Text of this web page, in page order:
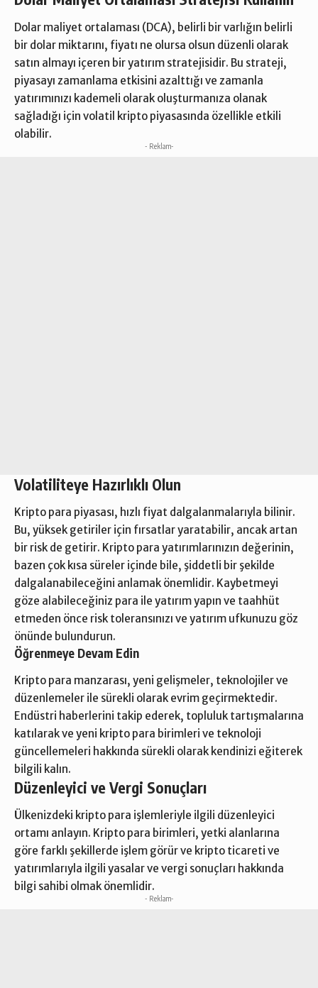
Dolar maliyet ortalaması (DCA), belirli bir varlığın belirli
bir dolar miktarını, fiyatı ne olursa olsun düzenli olarak
satın almayı içeren bir yatırım stratejisidir. Bu strateji,
piyasayı zamanlama etkisini azalttığı ve zamanla
yatırımınızı kademeli olarak oluşturmanıza olanak
sağladığı için volatil kripto piyasasında özellikle etkili
olabilir.
- Reklam-
Volatiliteye Hazırlıklı Olun
Kripto para piyasası, hızlı fiyat dalgalanmalarıyla bilinir.
Bu, yüksek getiriler için fırsatlar yaratabilir, ancak artan
bir risk de getirir. Kripto para yatırımlarınızın değerinin,
bazen çok kısa süreler içinde bile, şiddetli bir şekilde
dalgalanabileceğini anlamak önemlidir. Kaybetmeyi
göze alabileceğiniz para ile yatırım yapın ve taahhüt
etmeden önce risk toleransınızı ve yatırım ufkunuzu göz
önünde bulundurun.
Öğrenmeye Devam Edin
Kripto para manzarası, yeni gelişmeler, teknolojiler ve
düzenlemeler ile sürekli olarak evrim geçirmektedir.
Endüstri haberlerini takip ederek, topluluk tartışmalarına
katılarak ve yeni kripto para birimleri ve teknoloji
güncellemeleri hakkında sürekli olarak kendinizi eğiterek
bilgili kalın.
Düzenleyici ve Vergi Sonuçları
Ülkenizdeki kripto para işlemleriyle ilgili düzenleyici
ortamı anlayın. Kripto para birimleri, yetki alanlarına
göre farklı şekillerde işlem görür ve kripto ticareti ve
yatırımlarıyla ilgili yasalar ve vergi sonuçları hakkında
bilgi sahibi olmak önemlidir.
- Reklam-